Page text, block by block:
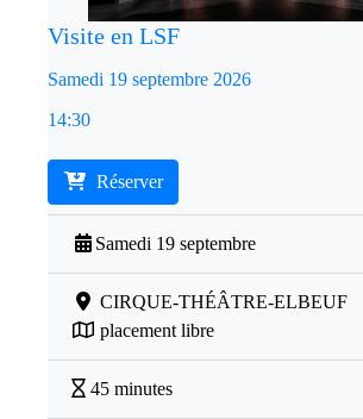
Visite en LSF
Samedi 19 septembre 2026
14:30
Réserver
Samedi 19 septembre
CIRQUE-THÉÂTRE-ELBEUF
placement libre
45 minutes